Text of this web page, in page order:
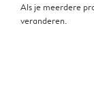
Als je meerdere
veranderen.